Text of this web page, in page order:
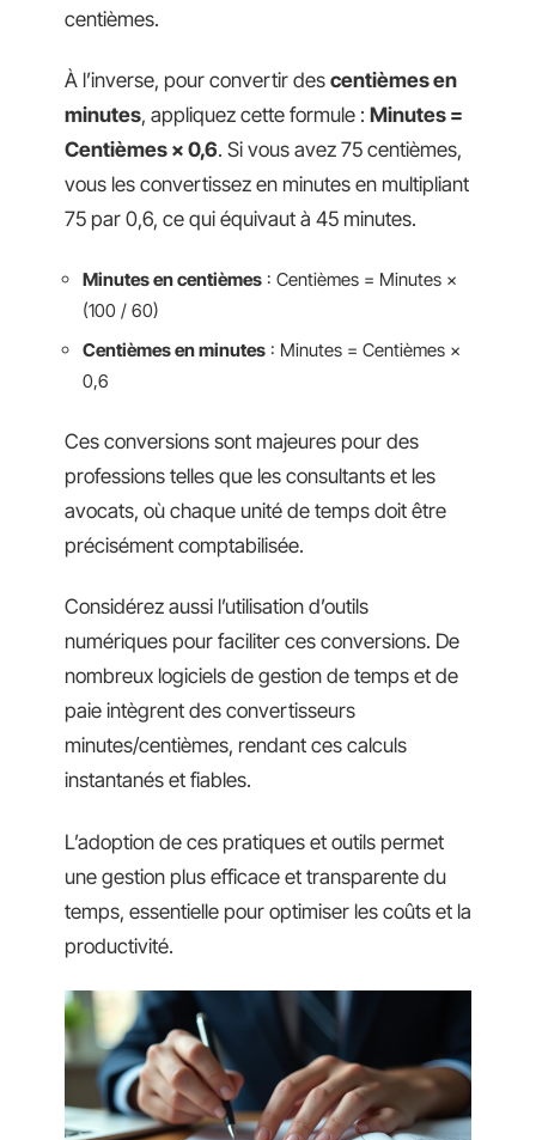
centièmes.
À l’inverse, pour convertir des centièmes en
minutes, appliquez cette formule : Minutes =
Centièmes × 0,6. Si vous avez 75 centièmes,
vous les convertissez en minutes en multipliant
75 par 0,6, ce qui équivaut à 45 minutes.
Minutes en centièmes : Centièmes = Minutes ×
(100 / 60)
Centièmes en minutes : Minutes = Centièmes ×
0,6
Ces conversions sont majeures pour des
professions telles que les consultants et les
avocats, où chaque unité de temps doit être
précisément comptabilisée.
Considérez aussi l’utilisation d’outils
numériques pour faciliter ces conversions. De
nombreux logiciels de gestion de temps et de
paie intègrent des convertisseurs
minutes/centièmes, rendant ces calculs
instantanés et fiables.
L’adoption de ces pratiques et outils permet
une gestion plus efficace et transparente du
temps, essentielle pour optimiser les coûts et la
productivité.